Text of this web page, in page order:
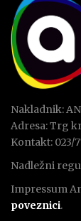
Nakladnik:
Adresa: Trg
Kontakt: 023/
Nadležni
Impressum
poveznici.